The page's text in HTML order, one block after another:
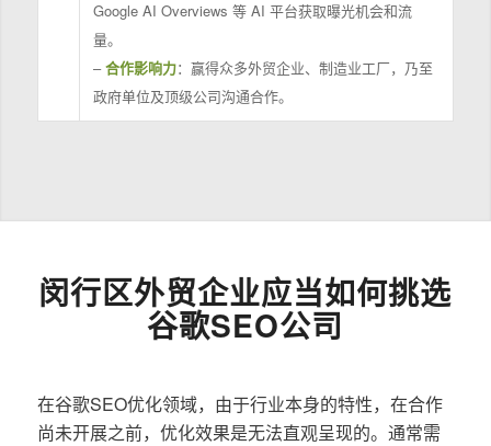
Google AI Overviews 等 AI 平台获取曝光机会和流
量。
–合作影响力：赢得众多外贸企业、制造业工厂，乃至
政府单位及顶级公司沟通合作。
闵行区外贸企业应当如何挑选
谷歌SEO公司
在谷歌SEO优化领域，由于行业本身的特性，在合作
尚未开展之前，优化效果是无法直观呈现的。通常需